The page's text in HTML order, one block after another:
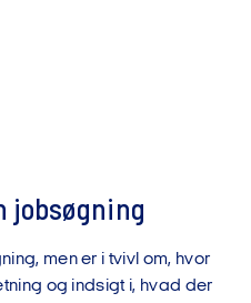
jobsøgning
men er i tvivl om, hvor
og indsigt i, hvad der